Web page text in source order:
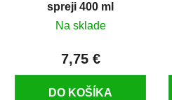
spreji 400 ml
Na sklade
7,75 €
DO KOŠÍKA